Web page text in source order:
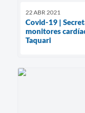
22 ABR 2021
Covid-19 |
monitores
Taquari